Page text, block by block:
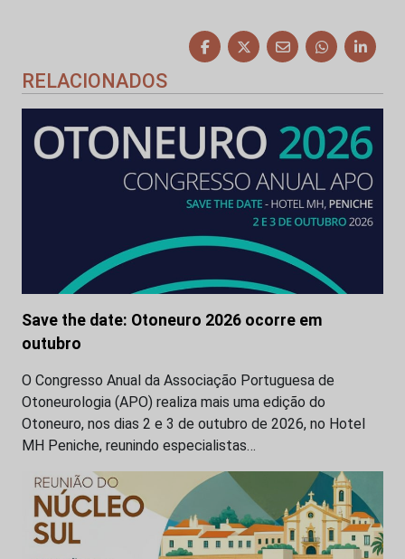
RELACIONADOS
Save the date: Otoneuro 2026 ocorre em
outubro
O Congresso Anual da Associação Portuguesa de
Otoneurologia (APO) realiza mais uma edição do
Otoneuro, nos dias 2 e 3 de outubro de 2026, no Hotel
MH Peniche, reunindo especialistas…